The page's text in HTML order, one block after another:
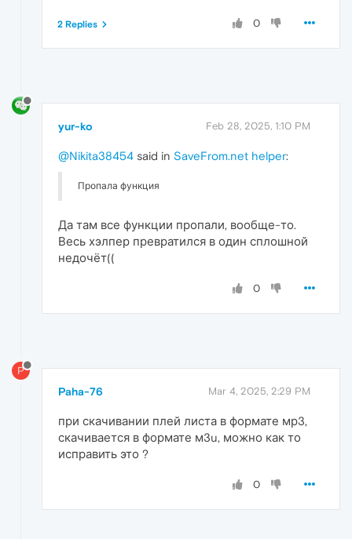
0
2 Replies
yur-ko Feb 28, 2025, 1:10 PM
@Nikita38454 said in SaveFrom.net helper:
Пропала функция
Да там все функции пропали, вообще-то.
Весь хэлпер превратился в один сплошной
недочёт((
0
P
Paha-76 Mar 4, 2025, 2:29 PM
при скачивании плей листа в формате мр3,
скачивается в формате м3u, можно как то
исправить это ?
0